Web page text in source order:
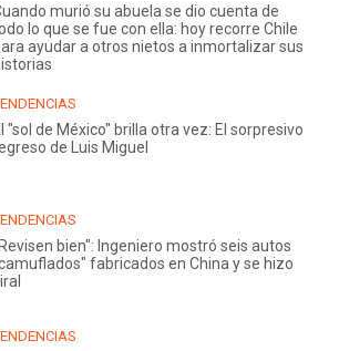
murió su abuela se dio cuenta de
lo que se fue con ella: hoy recorre Chile
ayudar a otros nietos a inmortalizar sus
"sol de México" brilla otra vez: El sorpresivo
de Luis Miguel
bien": Ingeniero mostró seis autos
fabricados en China y se hizo